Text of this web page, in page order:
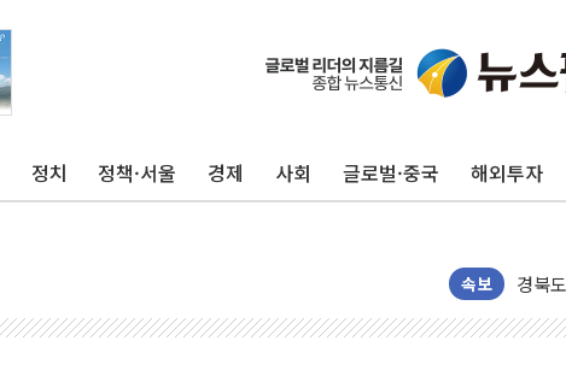
정치 정책·서울 경제 사회 글로벌·중국 해외투자
속보
휴젤,
포스
경북
서울